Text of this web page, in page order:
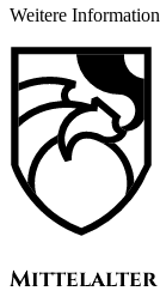
Weitere
Mittelalter